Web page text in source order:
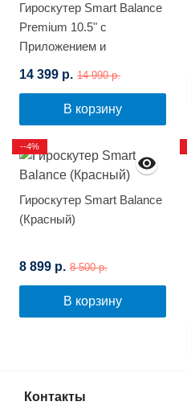
Гироскутер Smart Balance
Premium 10.5" с
Приложением и
(Синее пламя)
14 399 р. 14 990 р.
В корзину
Гироскутер Smart Balance
(Красный)
8 899 р. 8 500 р.
В корзину
--4%
Контакты